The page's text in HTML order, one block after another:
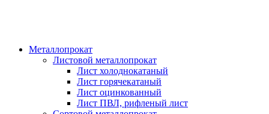
Металлопрокат
Листовой металлопрокат
Лист холоднокатаный
Лист горячекатаный
Лист оцинкованный
Лист ПВЛ, рифленый лист